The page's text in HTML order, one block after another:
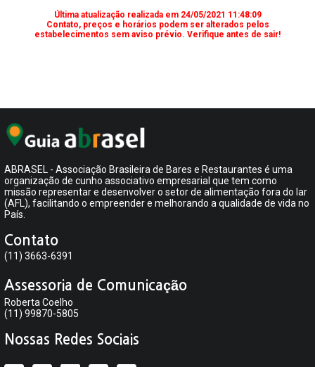
Última atualização realizada em 24/05/2021 11:48:09
Contato, preços e horários podem ser alterados pelos
estabelecimentos sem aviso prévio. Verifique antes de sair!
ABRASEL - Associação Brasileira de Bares e Restaurantes é uma
organização de cunho associativo empresarial que tem como
missão representar e desenvolver o setor de alimentação fora do lar
(AFL), facilitando o empreender e melhorando a qualidade de vida no
País.
Contato
(11) 3663-6391
Assessoria de Comunicação
Roberta Coelho
(11) 99870-5805
Nossas Redes Sociais